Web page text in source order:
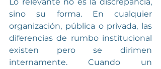
sino su forma. En cualquier
organización, pública o privada, las
diferencias de rumbo institucional
existen pero se dirimen
internamente. Cuando un